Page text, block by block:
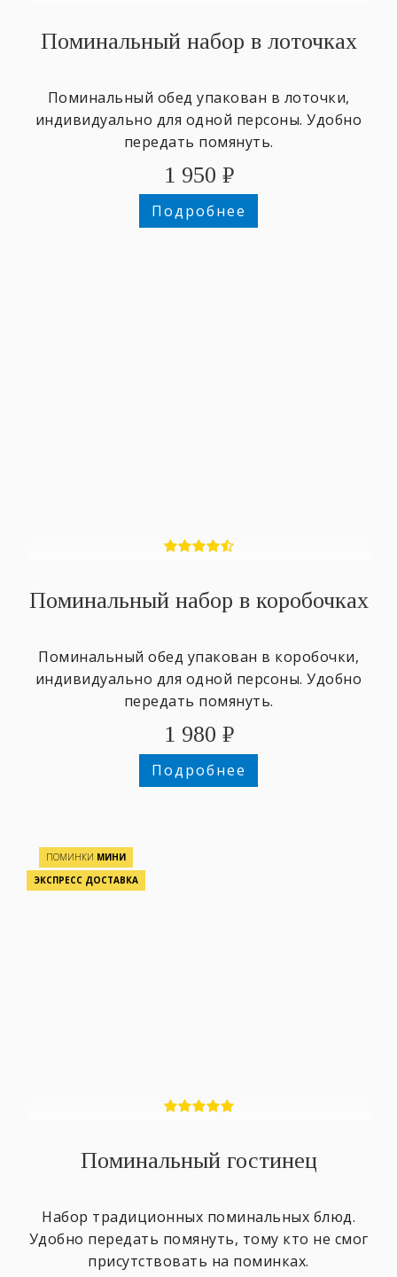
Поминальный набор в лоточках
Поминальный обед упакован в лоточки,
индивидуально для одной персоны. Удобно
передать помянуть.
1 950 ₽
Подробнее
Поминальный набор в коробочках
Поминальный обед упакован в коробочки,
индивидуально для одной персоны. Удобно
передать помянуть.
1 980 ₽
Подробнее
ПОМИНКИ МИНИ
ЭКСПРЕСС ДОСТАВКА
Поминальный гостинец
Набор традиционных поминальных блюд.
Удобно передать помянуть, тому кто не смог
присутствовать на поминках.